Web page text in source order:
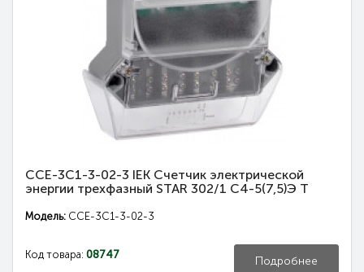
CCE-3C1-3-02-3 IEK Счетчик электрической
энергии трехфазный STAR 302/1 С4-5(7,5)Э Т
Модель: CCE-3C1-3-02-3
Код товара: 08747 Подробнее